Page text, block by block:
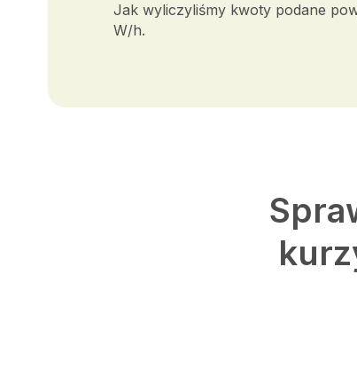
Jak wyliczyliśmy kwoty podane
W/h.